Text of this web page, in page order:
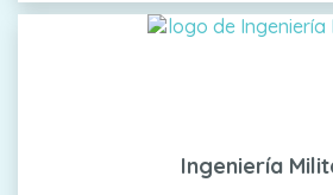
Ingeniería